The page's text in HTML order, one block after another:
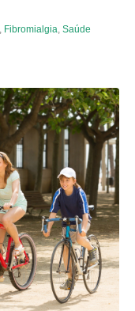
Fibromialgia Saúde